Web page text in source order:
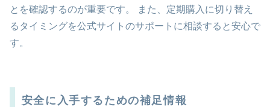
とを確認するのが重要です。 また、定期購入に切り替え
るタイミングを公式サイトのサポートに相談すると安心で
す。
安全に入手するための補足情報